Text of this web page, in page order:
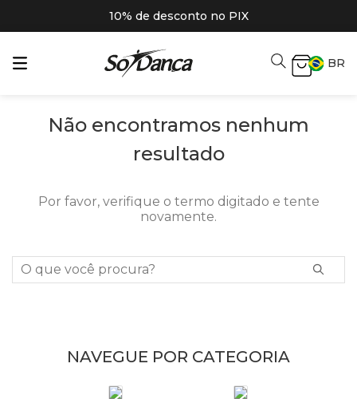
10% de desconto no PIX
BR
Não encontramos nenhum
resultado
Por favor, verifique o termo digitado e tente
novamente.
O que você procura?
NAVEGUE POR CATEGORIA